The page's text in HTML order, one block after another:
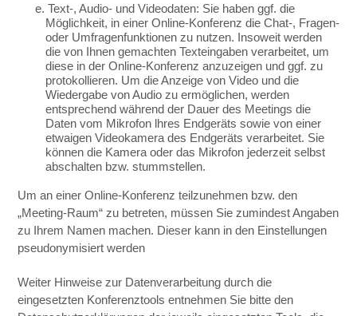
e. Text-, Audio- und Videodaten: Sie haben ggf. die
Möglichkeit, in einer Online-Konferenz die Chat-, Fragen-
oder Umfragenfunktionen zu nutzen. Insoweit werden
die von Ihnen gemachten Texteingaben verarbeitet, um
diese in der Online-Konferenz anzuzeigen und ggf. zu
protokollieren. Um die Anzeige von Video und die
Wiedergabe von Audio zu ermöglichen, werden
entsprechend während der Dauer des Meetings die
Daten vom Mikrofon lhres Endgeräts sowie von einer
etwaigen Videokamera des Endgeräts verarbeitet. Sie
können die Kamera oder das Mikrofon jederzeit selbst
abschalten bzw. stummstellen.
Um an einer Online-Konferenz teilzunehmen bzw. den
„Meeting-Raum“ zu betreten, müssen Sie zumindest Angaben
zu Ihrem Namen machen. Dieser kann in den Einstellungen
pseudonymisiert werden
Weiter Hinweise zur Datenverarbeitung durch die
eingesetzten Konferenztools entnehmen Sie bitte den